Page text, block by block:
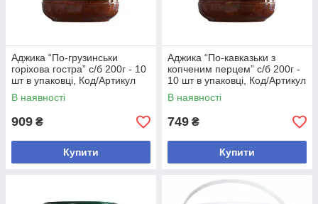
Аджика “По-грузинськи
горіхова гостра” с/б 200г - 10
шт в упаковці, Код/Артикул
519
В наявності
909 ₴
Купити
Аджика “По-кавказьки з
копченим перцем” с/б 200г -
10 шт в упаковці, Код/Артикул
В наявності
749 ₴
Купити